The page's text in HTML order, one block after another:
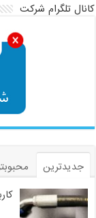
کانال تلگرام شرکت
جدیدترین